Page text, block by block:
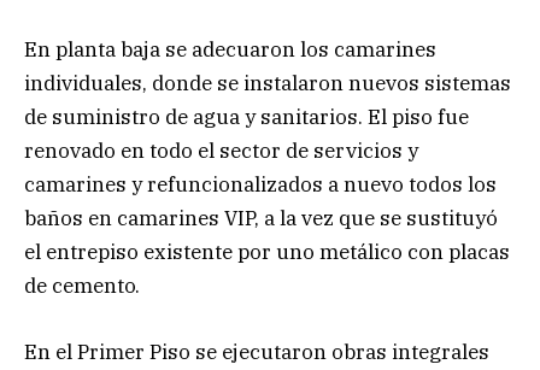
En planta baja se adecuaron los camarines
individuales, donde se instalaron nuevos sistemas
de suministro de agua y sanitarios. El piso fue
renovado en todo el sector de servicios y
camarines y refuncionalizados a nuevo todos los
baños en camarines VIP, a la vez que se sustituyó
el entrepiso existente por uno metálico con placas
de cemento.
En el Primer Piso se ejecutaron obras integrales